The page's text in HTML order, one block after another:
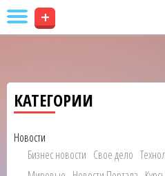
+
КАТЕГОРИИ
Новости
Бизнес новости Свое дело